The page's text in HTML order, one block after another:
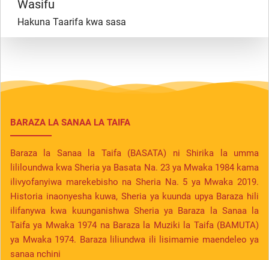
Wasifu
Hakuna Taarifa kwa sasa
BARAZA LA SANAA LA TAIFA
Baraza la Sanaa la Taifa (BASATA) ni Shirika la umma
lililoundwa kwa Sheria ya Basata Na. 23 ya Mwaka 1984 kama
ilivyofanyiwa marekebisho na Sheria Na. 5 ya Mwaka 2019.
Historia inaonyesha kuwa, Sheria ya kuunda upya Baraza hili
ilifanywa kwa kuunganishwa Sheria ya Baraza la Sanaa la
Taifa ya Mwaka 1974 na Baraza la Muziki la Taifa (BAMUTA)
ya Mwaka 1974. Baraza liliundwa ili lisimamie maendeleo ya
sanaa nchini